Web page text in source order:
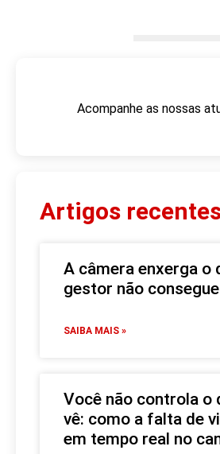
Acompanhe as nossas
Artigos
A câmera enxerga o
gestor não
SAIBA MAIS »
Você não controla o
vê: como a falta de
em tempo real no